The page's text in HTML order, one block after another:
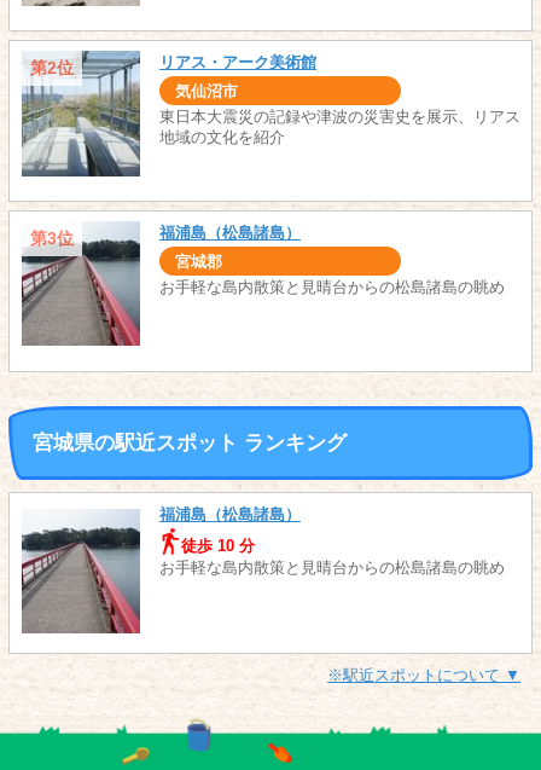
第2位 リアス・アーク美術館
気仙沼市
東日本大震災の記録や津波の災害史を展示、リアス
地域の文化を紹介
第3位 福浦島（松島諸島）
宮城郡
お手軽な島内散策と見晴台からの松島諸島の眺め
宮城県の駅近スポット ランキング
福浦島（松島諸島）
徒歩 10 分
お手軽な島内散策と見晴台からの松島諸島の眺め
※駅近スポットについて ▼